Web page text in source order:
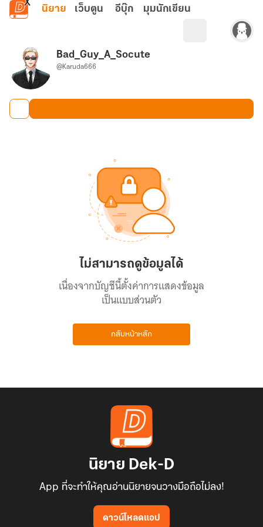
ข้ามไปยังเนื้อหาหลัก
นิยาย เว็บตูน อีบุ๊ก มุมนักเขียน
Bad_Guy_A_Socute
@Karuda666
ไม่สามารถดูข้อมูลได้
เนื่องจากบัญชีนี้ตั้งค่าการแสดงข้อมูล
เป็นแบบส่วนตัว
กลับหน้าหลัก
นิยาย Dek-D
App ที่จะทำให้คุณอ่านนิยายจนวางมือถือไม่ลง!
ดาวน์โหลดแอป